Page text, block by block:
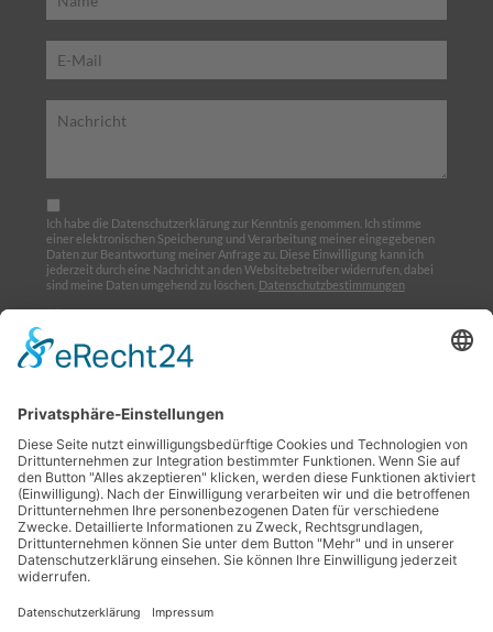
Ich habe die Datenschutzerklärung zur Kenntnis genommen. Ich stimme
einer elektronischen Speicherung und Verarbeitung meiner eingegebenen
Daten zur Beantwortung meiner Anfrage zu. Diese Einwilligung kann ich
jederzeit durch eine Nachricht an den Websitebetreiber widerrufen, dabei
sind meine Daten umgehend zu löschen. Datenschutzbestimmungen
Home
Über uns
Ausbildung
Termine
Links